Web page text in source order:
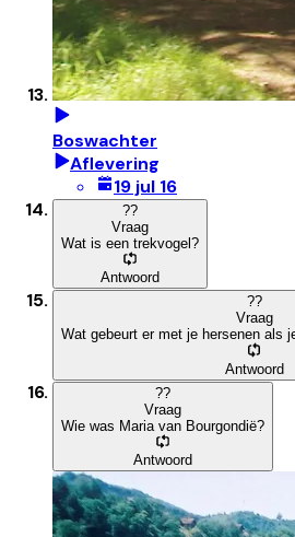
Boswachter
Aflevering
19 jul 16
??
Vraag
Wat is een trekvogel?
Antwoord
??
Vraag
Wat gebeurt er met je hersenen als
Antwoord
??
Vraag
Wie was Maria van Bourgondië?
Antwoord